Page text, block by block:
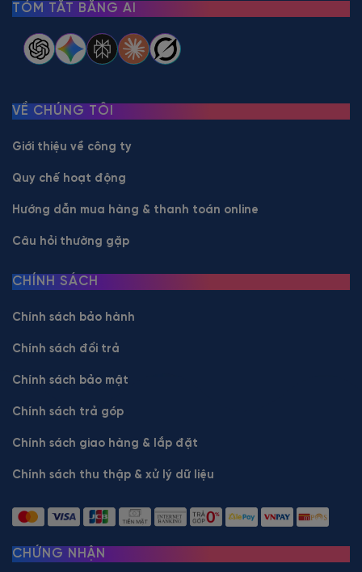
TÓM TẮT BẰNG AI
VỀ CHÚNG TÔI
Giới thiệu về công ty
Quy chế hoạt động
Hướng dẫn mua hàng & thanh toán online
Câu hỏi thường gặp
CHÍNH SÁCH
Chính sách bảo hành
Chính sách đổi trả
Chính sách bảo mật
Chính sách trả góp
Chính sách giao hàng & lắp đặt
Chính sách thu thập & xử lý dữ liệu
CHỨNG NHẬN